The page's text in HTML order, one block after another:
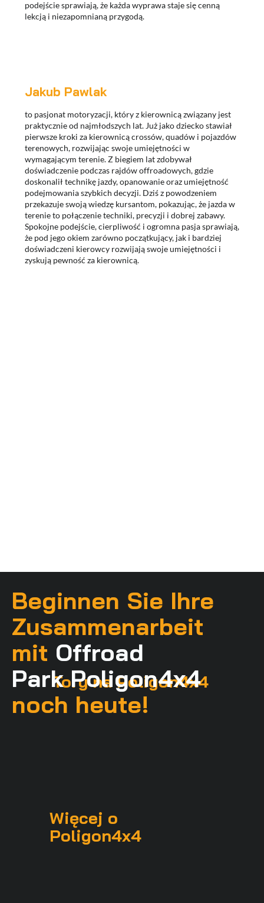
podejście sprawiają, że każda wyprawa staje się cenną
lekcją i niezapomnianą przygodą.
Jakub Pawlak
to pasjonat motoryzacji, który z kierownicą związany jest
praktycznie od najmłodszych lat. Już jako dziecko stawiał
pierwsze kroki za kierownicą crossów, quadów i pojazdów
terenowych, rozwijając swoje umiejętności w
wymagającym terenie. Z biegiem lat zdobywał
doświadczenie podczas rajdów offroadowych, gdzie
doskonalił technikę jazdy, opanowanie oraz umiejętność
podejmowania szybkich decyzji. Dziś z powodzeniem
przekazuje swoją wiedzę kursantom, pokazując, że jazda w
terenie to połączenie techniki, precyzji i dobrej zabawy.
Spokojne podejście, cierpliwość i ogromna pasja sprawiają,
że pod jego okiem zarówno początkujący, jak i bardziej
doświadczeni kierowcy rozwijają swoje umiejętności i
zyskują pewność za kierownicą.
Tory na Poligon4x4
Więcej o
Poligon4x4
Beginnen Sie Ihre
Zusammenarbeit
mit Offroad
Park Poligon4x4
noch heute!